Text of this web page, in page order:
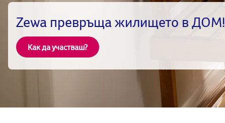
Zewa превръща жилището в ДОМ!
Как да участваш?